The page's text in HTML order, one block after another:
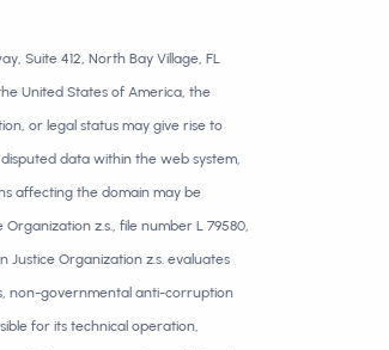
Suite 412, North Bay Village, FL
United States of America, the
or legal status may give rise to
data within the web system,
affecting the domain may be
z.s., file number L 79580,
Justice Organization z.s. evaluates
non-governmental anti-corruption
for its technical operation,